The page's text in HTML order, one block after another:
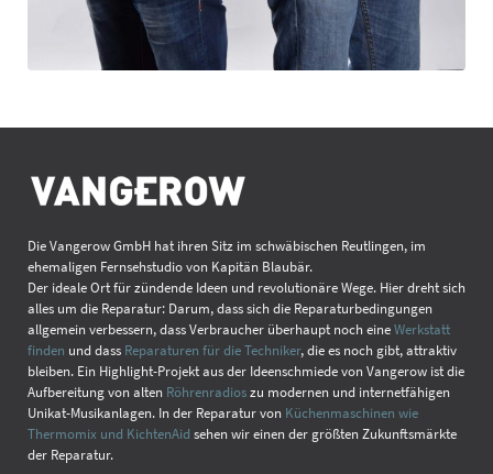
Die Vangerow GmbH hat ihren Sitz im schwäbischen Reutlingen, im
ehemaligen Fernsehstudio von Kapitän Blaubär.
Der ideale Ort für zündende Ideen und revolutionäre Wege. Hier dreht sich
alles um die Reparatur: Darum, dass sich die Reparaturbedingungen
allgemein verbessern, dass Verbraucher überhaupt noch eineWerkstatt
finden und dass Reparaturen für die Techniker, die es noch gibt, attraktiv
bleiben. Ein Highlight-Projekt aus der Ideenschmiede von Vangerow ist die
Aufbereitung von alten Röhrenradioszu modernen und internetfähigen
Unikat-Musikanlagen. In der Reparatur von Küchenmaschinen wie
Thermomix und KichtenAid sehen wir einen der größten Zukunftsmärkte
der Reparatur.